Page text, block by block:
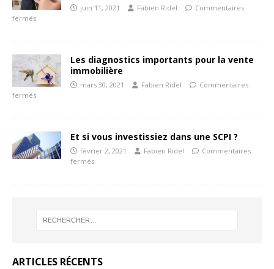
juin 11, 2021 Fabien Ridel
Commentaires
fermés
Les diagnostics importants pour la vente
immobilière
mars 30, 2021 Fabien Ridel
Commentaires
fermés
Et si vous investissiez dans une SCPI ?
février 2, 2021 Fabien Ridel
Commentaires
fermés
ARTICLES RÉCENTS